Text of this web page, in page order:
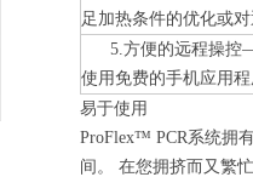
足加热条件的优化或
5.方便的远程操控—
使用免费的手机应用
易于使用
ProFlex™ PCR系统拥
间。 在您拥挤而又繁